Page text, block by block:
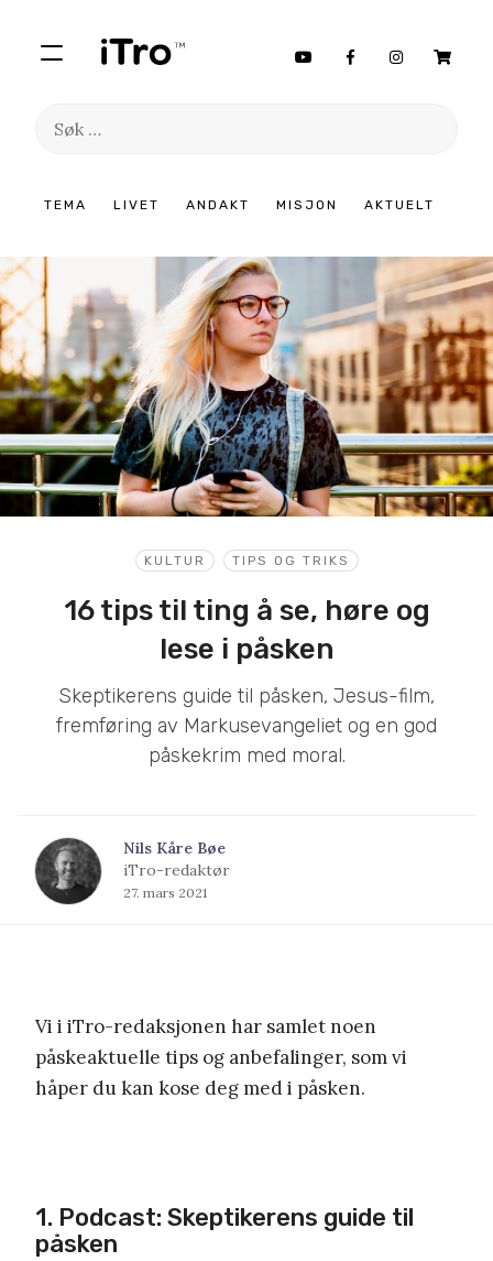
TEMA LIVET ANDAKT MISJON AKTUELT
Søk
innhold
KULTUR TIPS OG TRIKS
16 tips til ting å se, høre og
lese i påsken
Skeptikerens guide til påsken, Jesus-film,
fremføring av Markusevangeliet og en god
påskekrim med moral.
Nils Kåre Bøe
iTro-redaktør
27. mars 2021
Vi i iTro-redaksjonen har samlet noen
påskeaktuelle tips og anbefalinger, som vi
håper du kan kose deg med i påsken.
1. Podcast: Skeptikerens guide til
påsken